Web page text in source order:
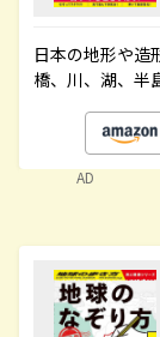
日本の地形や造
橋、川、湖、半
AD